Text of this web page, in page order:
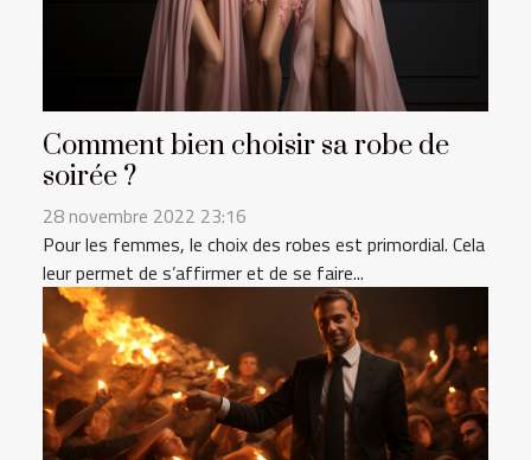
Comment bien choisir sa robe de
soirée ?
28 novembre 2022 23:16
Pour les femmes, le choix des robes est primordial. Cela
leur permet de s’affirmer et de se faire...